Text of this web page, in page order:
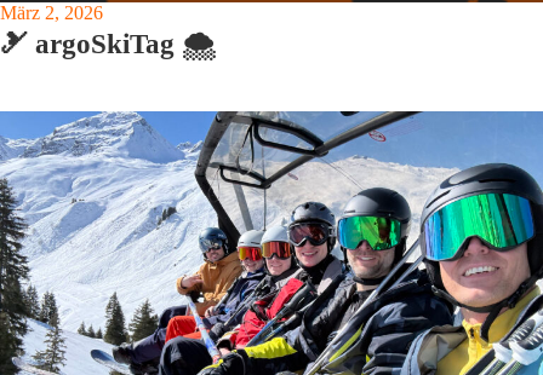
März 2, 2026
🎿 argoSkiTag 🌨️